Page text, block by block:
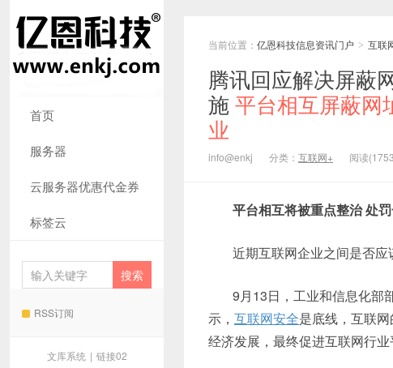
首页
服务器
云服务器优惠代金券
标签云
RSS订阅
文库系统 | 链接02
当前位置： 亿恩科技信息资讯门户 > 互联
腾讯回应解决屏蔽
施平台相互屏蔽网
业
info@enkj 分类： 互联网+ 阅读
平台相互将被重点整治 处
近期互联网企业之间是否应
9月13日，工业和信息化部
示， 互联网安全是底线，互联
经济发展，最终促进互联网行业